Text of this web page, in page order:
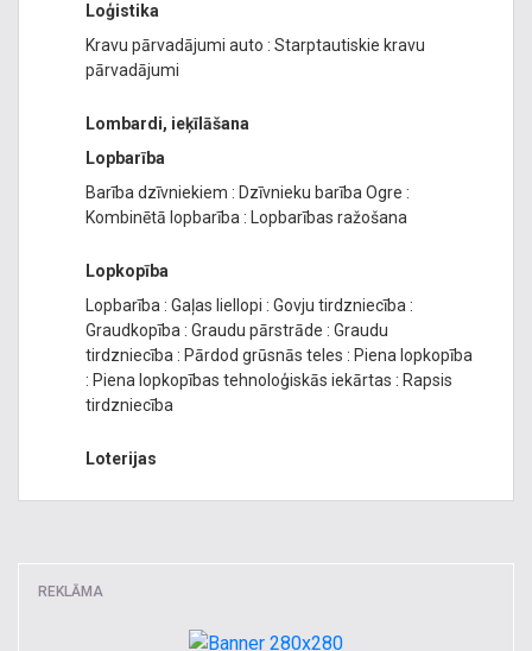
Loģistika
Kravu pārvadājumi auto : Starptautiskie kravu
pārvadājumi
Lombardi, ieķīlāšana
Lopbarība
Barība dzīvniekiem : Dzīvnieku barība Ogre :
Kombinētā lopbarība : Lopbarības ražošana
Lopkopība
Lopbarība : Gaļas liellopi : Govju tirdzniecība :
Graudkopība : Graudu pārstrāde : Graudu
tirdzniecība : Pārdod grūsnās teles : Piena lopkopība
: Piena lopkopības tehnoloģiskās iekārtas : Rapsis
tirdzniecība
Loterijas
REKLĀMA